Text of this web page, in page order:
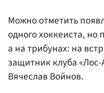
Можно отметить
одного хоккеиста, но
а на трибунах: на
защитник клуба
Вячеслав Войнов.